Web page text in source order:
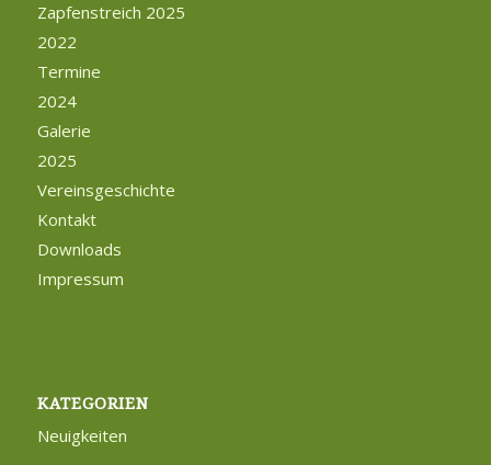
Zapfenstreich 2025
2022
Termine
2024
Galerie
2025
Vereinsgeschichte
Kontakt
Downloads
Impressum
KATEGORIEN
Neuigkeiten